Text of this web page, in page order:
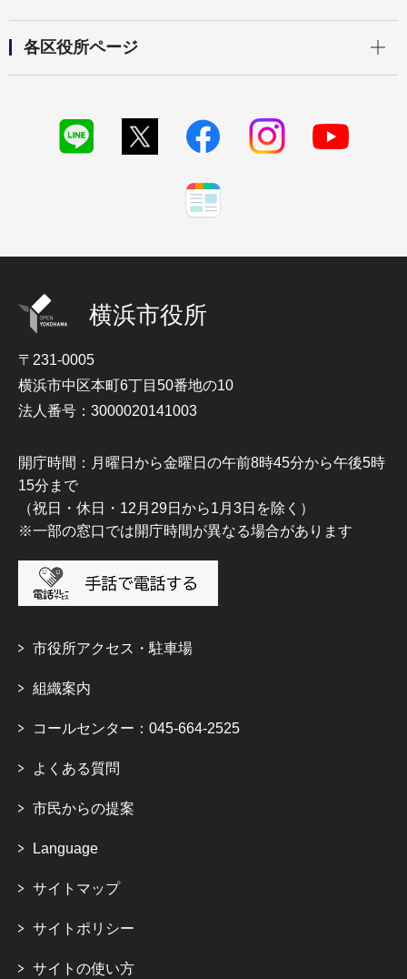
各区役所ページ
横浜市役所
〒231-0005
横浜市中区本町6丁目50番地の10
法人番号：3000020141003
開庁時間：月曜日から金曜日の午前8時45分から午後5時
15分まで
（祝日・休日・12月29日から1月3日を除く）
※一部の窓口では開庁時間が異なる場合があります
市役所アクセス・駐車場
組織案内
コールセンター：045-664-2525
よくある質問
市民からの提案
Language
サイトマップ
サイトポリシー
サイトの使い方